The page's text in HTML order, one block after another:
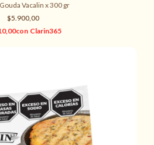
Vacalin x 300 gr
$5.900,00